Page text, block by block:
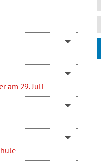
am 29. Juli